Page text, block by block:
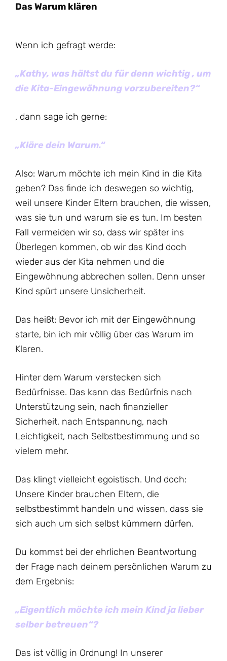
Das Warum klären
Wenn ich gefragt werde:
„Kathy, was hältst du für denn wichtig , um
die Kita-Eingewöhnung vorzubereiten?“
, dann sage ich gerne:
„Kläre dein Warum.“
Also: Warum möchte ich mein Kind in die Kita
geben? Das finde ich deswegen so wichtig,
weil unsere Kinder Eltern brauchen, die wissen,
was sie tun und warum sie es tun. Im besten
Fall vermeiden wir so, dass wir später ins
Überlegen kommen, ob wir das Kind doch
wieder aus der Kita nehmen und die
Eingewöhnung abbrechen sollen. Denn unser
Kind spürt unsere Unsicherheit.
Das heißt: Bevor ich mit der Eingewöhnung
starte, bin ich mir völlig über das Warum im
Klaren.
Hinter dem Warum verstecken sich
Bedürfnisse. Das kann das Bedürfnis nach
Unterstützung sein, nach finanzieller
Sicherheit, nach Entspannung, nach
Leichtigkeit, nach Selbstbestimmung und so
vielem mehr.
Das klingt vielleicht egoistisch. Und doch:
Unsere Kinder brauchen Eltern, die
selbstbestimmt handeln und wissen, dass sie
sich auch um sich selbst kümmern dürfen.
Du kommst bei der ehrlichen Beantwortung
der Frage nach deinem persönlichen Warum zu
dem Ergebnis:
„Eigentlich möchte ich mein Kind ja lieber
selber betreuen“?
Das ist völlig in Ordnung! In unserer